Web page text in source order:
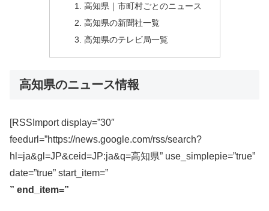
高知県｜市町村ごとのニュース
高知県の新聞社一覧
高知県のテレビ局一覧
高知県のニュース情報
[RSSImport display=”30″
feedurl=”https://news.google.com/rss/search?
hl=ja&gl=JP&ceid=JP:ja&q=高知県” use_simplepie=”true”
date=”true” start_item=”
” end_item=”